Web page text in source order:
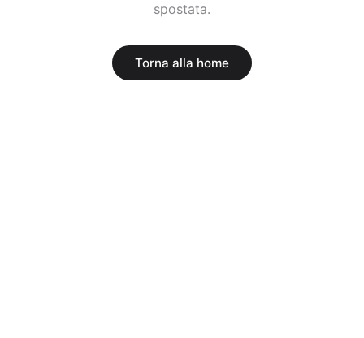
spostata.
Torna alla home